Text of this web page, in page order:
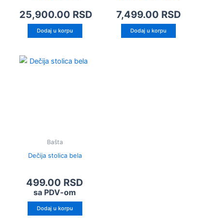
25,900.00 RSD
Dodaj u korpu
7,499.00 RSD
Dodaj u korpu
Bašta
Dečija stolica bela
499.00 RSD
sa PDV-om
Dodaj u korpu